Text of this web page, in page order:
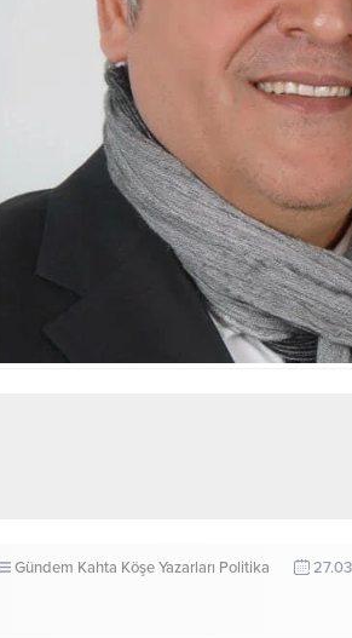
Gündem Kahta Köşe Yazarları Politika